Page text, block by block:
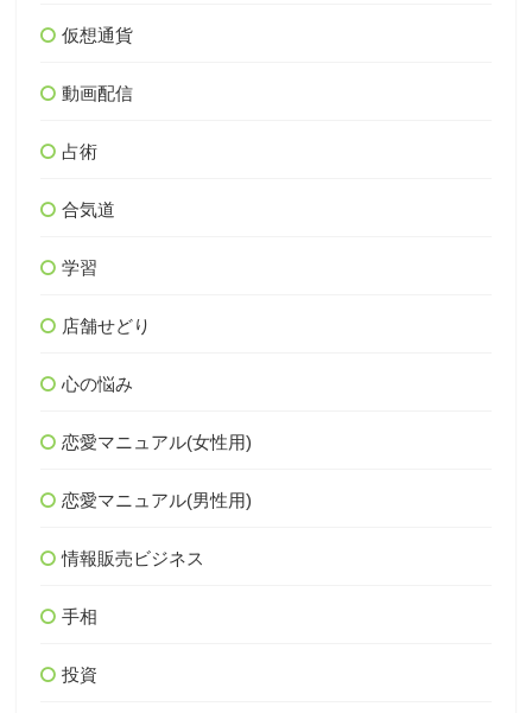
仮想通貨
動画配信
占術
合気道
学習
店舗せどり
心の悩み
恋愛マニュアル(女性用)
恋愛マニュアル(男性用)
情報販売ビジネス
手相
投資